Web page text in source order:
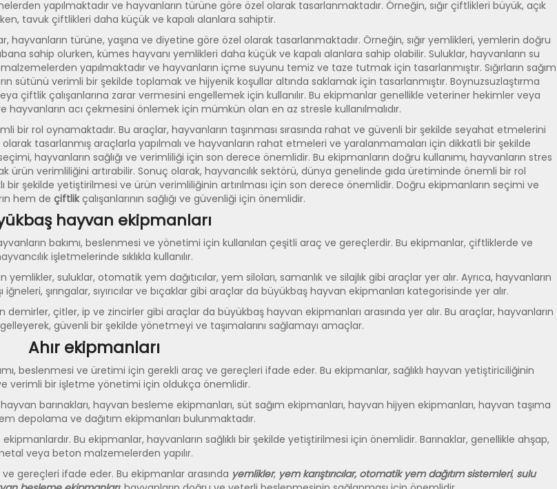
yapılmaktadır ve hayvanların türüne göre özel olarak tasarlanmaktadır. Örneğin, sığır çiftlikleri büyük, açık
tavuk çiftlikleri daha küçük ve kapalı alanlara sahiptir.
hayvanların türüne, yaşına ve diyetine göre özel olarak tasarlanmaktadır. Örneğin, sığır yemlikleri, yemlerin doğru
sahip olurken, kümes hayvanı yemlikleri daha küçük ve kapalı alanlara sahip olabilir. Suluklar, hayvanların su
yapılmaktadır ve hayvanların içme suyunu temiz ve taze tutmak için tasarlanmıştır. Sığırların sağım
sütünü verimli bir şekilde toplamak ve hijyenik koşullar altında saklamak için tasarlanmıştır. Boynuzsuzlaştırma
çiftlik çalışanlarına zarar vermesini engellemek için kullanılır. Bu ekipmanlar genellikle veteriner hekimler veya
hayvanların acı çekmesini önlemek için mümkün olan en az stresle kullanılmalıdır.
bir rol oynamaktadır. Bu araçlar, hayvanların taşınması sırasında rahat ve güvenli bir şekilde seyahat etmelerini
tasarlanmış araçlarla yapılmalı ve hayvanların rahat etmeleri ve yaralanmamaları için dikkatli bir şekilde
hayvanların sağlığı ve verimliliği için son derece önemlidir. Bu ekipmanların doğru kullanımı, hayvanların stres
ürün verimliliğini artırabilir. Sonuç olarak, hayvancılık sektörü, dünya genelinde gıda üretiminde önemli bir rol
bir şekilde yetiştirilmesi ve ürün verimliliğinin artırılması için son derece önemlidir. Doğru ekipmanların seçimi ve
hem de çiftlikçalışanlarının sağlığı ve güvenliği için önemlidir.
hayvan ekipmanları
bakımı, beslenmesi ve yönetimi için kullanılan çeşitli araç ve gereçlerdir. Bu ekipmanlar, çiftliklerde ve
işletmelerinde sıklıkla kullanılır.
suluklar, otomatik yem dağıtıcılar, yem siloları, samanlık ve silajlık gibi araçlar yer alır. Ayrıca, hayvanların
şırıngalar, sıyırıcılar ve bıçaklar gibi araçlar da büyükbaş hayvan ekipmanları kategorisinde yer alır.
çitler, ip ve zincirler gibi araçlar da büyükbaş hayvan ekipmanları arasında yer alır. Bu araçlar, hayvanların
güvenli bir şekilde yönetmeyi ve taşımalarını sağlamayı amaçlar.
Ahır ekipmanları
beslenmesi ve üretimi için gerekli araç ve gereçleri ifade eder. Bu ekipmanlar, sağlıklı hayvan yetiştiriciliğinin
verimli bir işletme yönetimi için oldukça önemlidir.
barınakları, hayvan besleme ekipmanları, süt sağım ekipmanları, hayvan hijyen ekipmanları, hayvan taşıma
depolama ve dağıtım ekipmanları bulunmaktadır.
Bu ekipmanlar, hayvanların sağlıklı bir şekilde yetiştirilmesi için önemlidir. Barınaklar, genellikle ahşap,
veya beton malzemelerden yapılır.
gereçleri ifade eder. Bu ekipmanlar arasında yemlikler, yem karıştırıcılar, otomatik yem dağıtım sistemleri, sulu